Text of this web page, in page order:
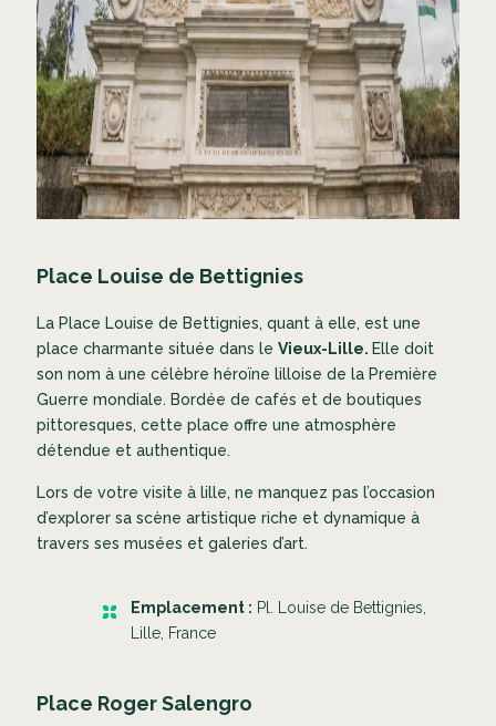
Place Louise de Bettignies
La Place Louise de Bettignies, quant à elle, est une
place charmante située dans le Vieux-Lille. Elle doit
son nom à une célèbre héroïne lilloise de la Première
Guerre mondiale. Bordée de cafés et de boutiques
pittoresques, cette place offre une atmosphère
détendue et authentique.
Lors de votre visite à lille, ne manquez pas l’occasion
d’explorer sa scène artistique riche et dynamique à
travers ses musées et galeries d’art.
Emplacement : Pl. Louise de Bettignies,
Lille, France
Place Roger Salengro